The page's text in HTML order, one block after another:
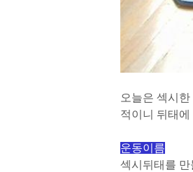
오늘은 섹시
적이니 뒤태
운동이름
섹시뒤태를 만